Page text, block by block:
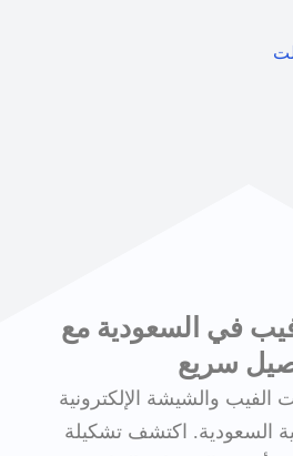
في السعودية مع
سريع
والشيشة الإلكترونية
السعودية. اكتشف تشكيلة